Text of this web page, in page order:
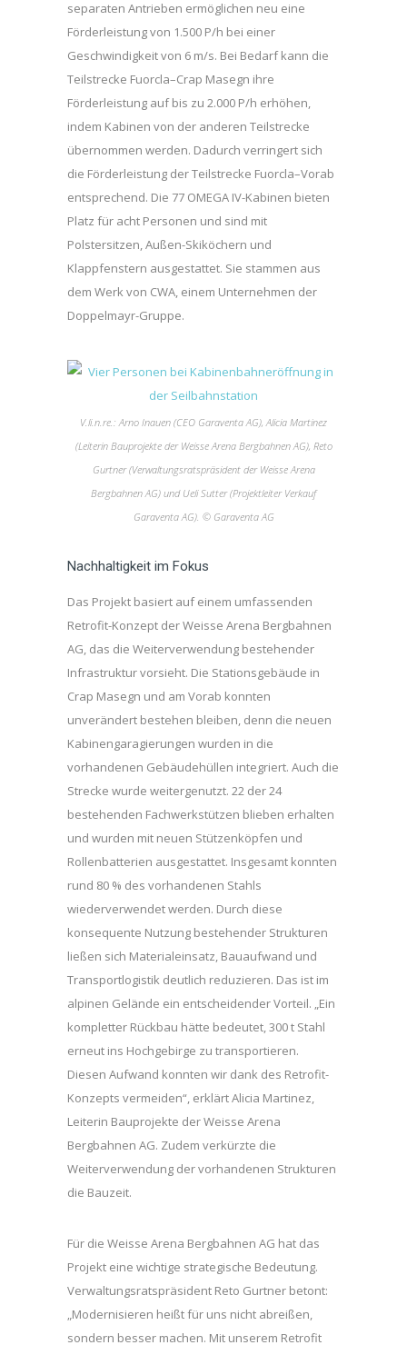
separaten Antrieben ermöglichen neu eine
Förderleistung von 1.500 P/h bei einer
Geschwindigkeit von 6 m/s. Bei Bedarf kann die
Teilstrecke Fuorcla–Crap Masegn ihre
Förderleistung auf bis zu 2.000 P/h erhöhen,
indem Kabinen von der anderen Teilstrecke
übernommen werden. Dadurch verringert sich
die Förderleistung der Teilstrecke Fuorcla–Vorab
entsprechend. Die 77 OMEGA IV-Kabinen bieten
Platz für acht Personen und sind mit
Polstersitzen, Außen-Skiköchern und
Klappfenstern ausgestattet. Sie stammen aus
dem Werk von CWA, einem Unternehmen der
Doppelmayr-Gruppe.
V.li.n.re.: Arno Inauen (CEO Garaventa AG), Alicia Martinez
(Leiterin Bauprojekte der Weisse Arena Bergbahnen AG), Reto
Gurtner (Verwaltungsratspräsident der Weisse Arena
Bergbahnen AG) und Ueli Sutter (Projektleiter Verkauf
Garaventa AG). © Garaventa AG
Nachhaltigkeit im Fokus
Das Projekt basiert auf einem umfassenden
Retrofit-Konzept der Weisse Arena Bergbahnen
AG, das die Weiterverwendung bestehender
Infrastruktur vorsieht. Die Stationsgebäude in
Crap Masegn und am Vorab konnten
unverändert bestehen bleiben, denn die neuen
Kabinengaragierungen wurden in die
vorhandenen Gebäudehüllen integriert. Auch die
Strecke wurde weitergenutzt. 22 der 24
bestehenden Fachwerkstützen blieben erhalten
und wurden mit neuen Stützenköpfen und
Rollenbatterien ausgestattet. Insgesamt konnten
rund 80 % des vorhandenen Stahls
wiederverwendet werden. Durch diese
konsequente Nutzung bestehender Strukturen
ließen sich Materialeinsatz, Bauaufwand und
Transportlogistik deutlich reduzieren. Das ist im
alpinen Gelände ein entscheidender Vorteil. „Ein
kompletter Rückbau hätte bedeutet, 300 t Stahl
erneut ins Hochgebirge zu transportieren.
Diesen Aufwand konnten wir dank des Retrofit-
Konzepts vermeiden“, erklärt Alicia Martinez,
Leiterin Bauprojekte der Weisse Arena
Bergbahnen AG. Zudem verkürzte die
Weiterverwendung der vorhandenen Strukturen
die Bauzeit.
Für die Weisse Arena Bergbahnen AG hat das
Projekt eine wichtige strategische Bedeutung.
Verwaltungsratspräsident Reto Gurtner betont:
„Modernisieren heißt für uns nicht abreißen,
sondern besser machen. Mit unserem Retrofit